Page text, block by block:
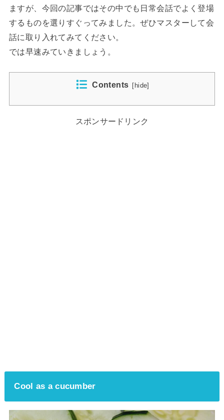
ますが、今回の記事ではその中でも日常会話でよく登場
するものを選りすぐってみました。ぜひマスターして会
話に取り入れてみてください。
では早速みていきましょう。
Contents hide
スポンサードリンク
Cool as a cucumber